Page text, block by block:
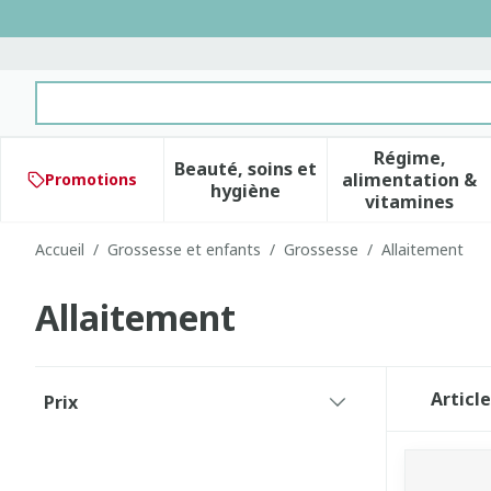
Promotions
Beauté, soins et
hygièneAfficher le sous-menu pour
Régime,
alimentation &
vitamines
Afficher
Accueil / Grossesse et enfants / Grossesse / Allaitement
Allaitement
Prix